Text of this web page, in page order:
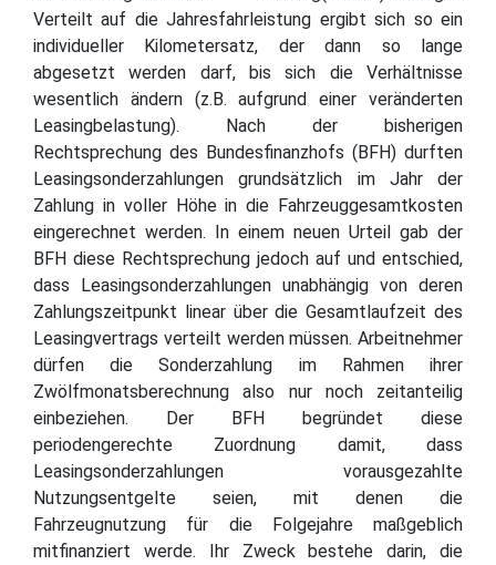
Verteilt auf die Jahresfahrleistung ergibt sich so ein
individueller Kilometersatz, der dann so lange
abgesetzt werden darf, bis sich die Verhältnisse
wesentlich ändern (z.B. aufgrund einer veränderten
Leasingbelastung). Nach der bisherigen
Rechtsprechung des Bundesfinanzhofs (BFH) durften
Leasingsonderzahlungen grundsätzlich im Jahr der
Zahlung in voller Höhe in die Fahrzeuggesamtkosten
eingerechnet werden. In einem neuen Urteil gab der
BFH diese Rechtsprechung jedoch auf und entschied,
dass Leasingsonderzahlungen unabhängig von deren
Zahlungszeitpunkt linear über die Gesamtlaufzeit des
Leasingvertrags verteilt werden müssen. Arbeitnehmer
dürfen die Sonderzahlung im Rahmen ihrer
Zwölfmonatsberechnung also nur noch zeitanteilig
einbeziehen. Der BFH begründet diese
periodengerechte Zuordnung damit, dass
Leasingsonderzahlungen vorausgezahlte
Nutzungsentgelte seien, mit denen die
Fahrzeugnutzung für die Folgejahre maßgeblich
mitfinanziert werde. Ihr Zweck bestehe darin, die